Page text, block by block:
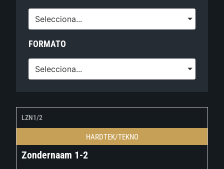
Selecciona...
FORMATO
Selecciona...
LZN1/2
HARDTEK/TEKNO
Zondernaam 1-2